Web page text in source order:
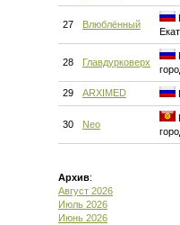
27 Влюблённый
28 Главдурковерх
29 ARXIMED
30 Neo
Архив:
Август 2026
Июль 2026
Июнь 2026